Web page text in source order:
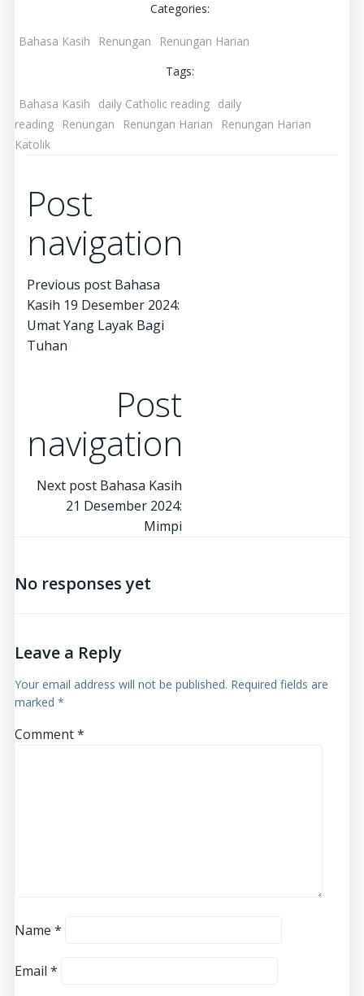
Categories:
Bahasa Kasih Renungan
Renungan Harian
Tags:
Bahasa Kasih daily Catholic reading daily
reading
Renungan Renungan Harian
Renungan Harian
Katolik
Post
navigation
Previous post Bahasa
Kasih 19 Desember 2024:
Umat Yang Layak Bagi
Tuhan
Post
navigation
Next post Bahasa Kasih
21 Desember 2024:
Mimpi
No responses yet
Leave a Reply
Your email address will not be published. Required fields are
marked *
Comment*
Name *
Email *